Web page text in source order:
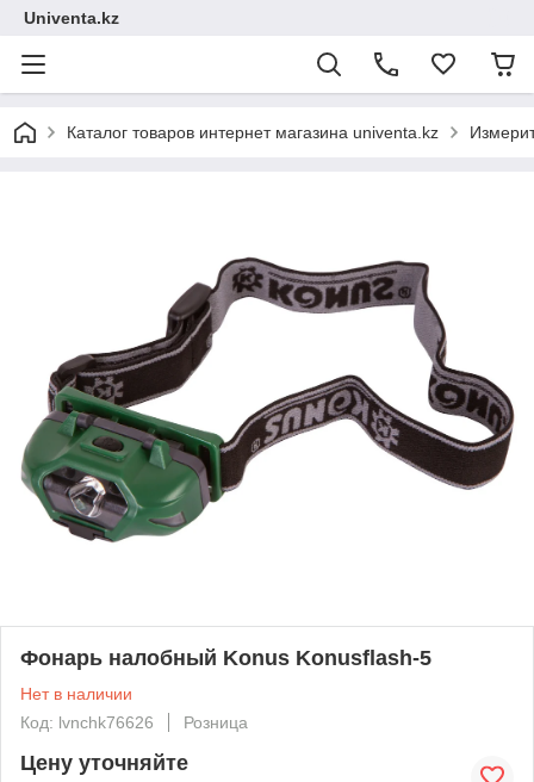
Univenta.kz
Каталог товаров интернет магазина univenta.kz
Фонарь налобный Konus Konusflash-5
Нет в наличии
Код: lvnchk76626
Розница
Цену уточняйте